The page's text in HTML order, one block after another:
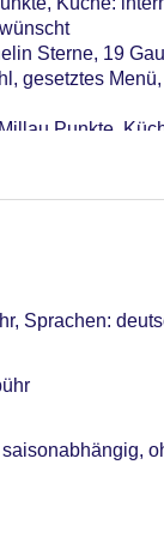
Sterne, 19
gesetztes
Punkte,
Sprachen: